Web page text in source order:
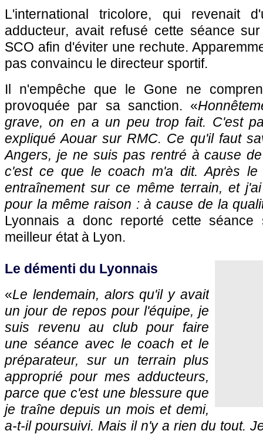
L'international tricolore, qui revenait
adducteur, avait refusé cette séance
SCO afin d'éviter une rechute.
pas convaincu le directeur sportif.
Il n'empêche que le Gone ne
provoquée par sa sanction. «
grave, on en a un peu trop fait. C'est
expliqué Aouar sur RMC. Ce qu'il faut
Angers, je ne suis pas rentré à cause
c'est ce que le coach m'a dit. Après
entraînement sur ce même terrain, et
pour la même raison : à cause de la
Lyonnais a donc reporté cette
meilleur état à Lyon.
Le démenti du Lyonnais
«Le lendemain, alors qu'il y avait
un jour de repos pour l'équipe, je
suis revenu au club pour faire
une séance avec le coach et le
préparateur, sur un terrain plus
approprié pour mes adducteurs,
parce que c'est une blessure que
je traîne depuis un mois et demi,
a-t-il poursuivi. Mais il n'y a rien du tout.